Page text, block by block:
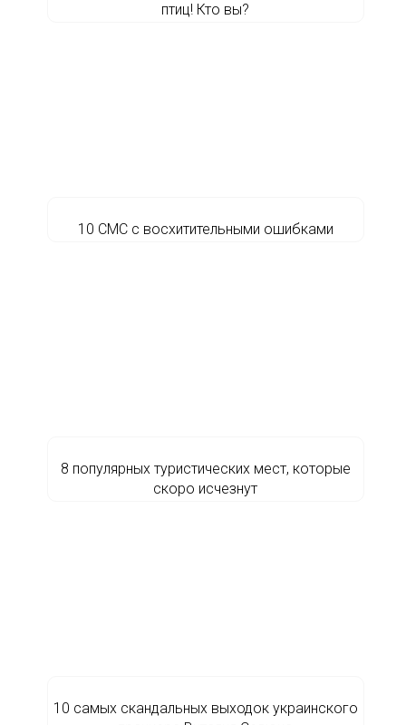
птиц! Кто вы?
10 СМС с восхитительными ошибками
8 популярных туристических мест, которые
скоро исчезнут
10 самых скандальных выходок украинского